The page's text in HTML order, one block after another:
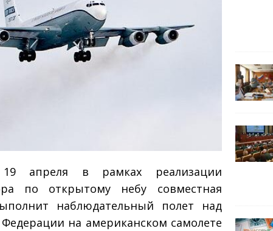
в рамках реализации
по открытому небу совместная
наблюдательный полет над
на американском самолете